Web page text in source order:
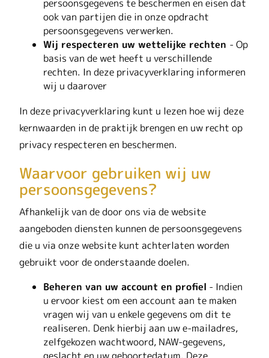
persoonsgegevens te beschermen en eisen dat
ook van partijen die in onze opdracht
persoonsgegevens verwerken.
Wij respecteren uw wettelijke rechten - Op
basis van de wet heeft u verschillende
rechten. In deze privacyverklaring informeren
wij u daarover
In deze privacyverklaring kunt u lezen hoe wij deze
kernwaarden in de praktijk brengen en uw recht op
privacy respecteren en beschermen.
Waarvoor gebruiken wij uw
persoonsgegevens?
Afhankelijk van de door ons via de website
aangeboden diensten kunnen de persoonsgegevens
die u via onze website kunt achterlaten worden
gebruikt voor de onderstaande doelen.
Beheren van uw account en profiel - Indien
u ervoor kiest om een account aan te maken
vragen wij van u enkele gegevens om dit te
realiseren. Denk hierbij aan uw e-mailadres,
zelfgekozen wachtwoord, NAW-gegevens,
geslacht en uw geboortedatum. Deze